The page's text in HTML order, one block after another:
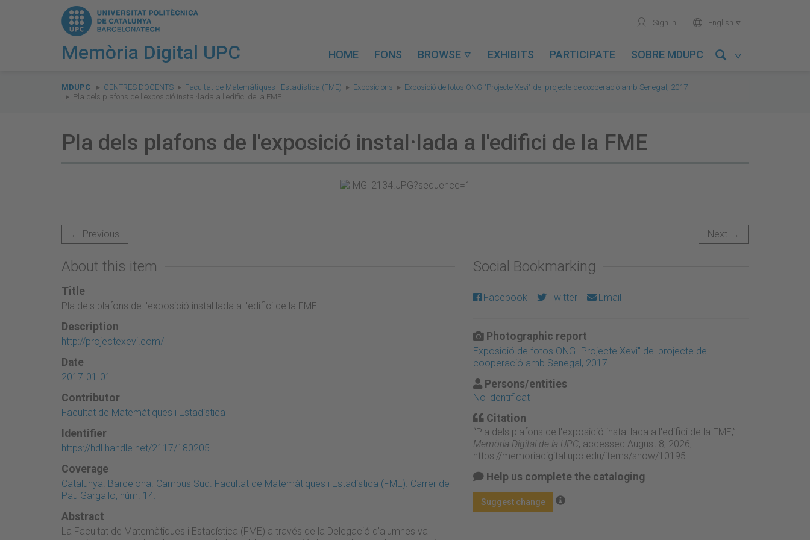
Memòria Digital UPC
user Sign in world English 
HOME FONS BROWSE  EXHIBITS PARTICIPATE SOBRE MDUPC 
are
here:
MDUPC CENTRES DOCENTS Facultat de Matemàtiques i Estadística (FME) Exposicions
Exposició de fotos ONG "Projecte Xevi" del projecte de cooperació amb Senegal, 2017
Pla dels plafons de l'exposició instal·lada a l'edifici de la FME
Pla dels plafons de l'exposició instal·lada a l'edifici de la FME
← Previous Next →
About this item
Title
Pla dels plafons de l'exposició instal·lada a l'edifici de la FME
Description
http://projectexevi.com/
Date
2017-01-01
Contributor
Facultat de Matemàtiques i Estadística
Identifier
https://hdl.handle.net/2117/180205
Coverage
Catalunya. Barcelona. Campus Sud. Facultat de Matemàtiques i Estadística (FME). Carrer de
Pau Gargallo, núm. 14.
Abstract
La Facultat de Matemàtiques i Estadística (FME) a través de la Delegació d’alumnes va
Social Bookmarking
Facebook Twitter Email
Photographic report
Exposició de fotos ONG "Projecte Xevi" del projecte de
cooperació amb Senegal, 2017
Persons/entities
No identificat
Citation
“Pla dels plafons de l'exposició instal·lada a l'edifici de la FME,”
Memòria Digital de la UPC, accessed August 8, 2026,
https://memoriadigital.upc.edu/items/show/10195
Help us complete the cataloging
Suggest change